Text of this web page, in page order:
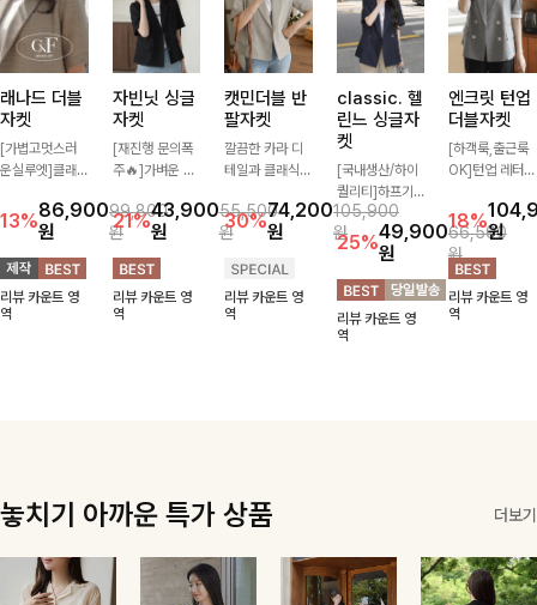
래나드 더블
자켓
[가볍고멋스러
운실루엣]클래
하게 걸치기 좋
은 반팔 자켓-자
주 입게 될 깔끔
한 핏은 물론, 쾌
적함도 챙겨드려
요 :)
13%86,900
원
99,800
원
리뷰 카운트 영
역
자빈닛 싱글
자켓
[재진행 문의폭
주🔥]가벼운 소
기만 해도 캐주
얼한 무드를 만
들어주며 반팔
디자인으로 더운
날에도 편안하게
착용 가능한 반
21%43,900
원
55,500
원
리뷰 카운트 영
역
캣민더블 반
팔자켓
깔끔한 카라 디
테일과 클래식한
인으로 세련된
무드를 완성한
볍게 걸쳐주기만
해도 멋스럽게
스타일링돼요
30%74,200
원
105,900
원
리뷰 카운트 영
역
classic. 헬
린느 싱글자
켓
[국내생산/하이
퀄리티]하프기
장의 부담스럽지
않은 기장으로
클래식이 주는
멋!스탠다드한
핏이 멋스러운,
쾌적하면서 세련
된 무드의 썸머
25%49,900
원
66,500
원
리뷰 카운트 영
역
엔크릿 턴업
더블자켓
[하객룩,출근룩
OK]턴업 레터링
있게 완성된 썸
머 자켓, 더블버
튼 디자인으로
깔끔하고 세련된
무드가 느껴져요
🩶 가볍고 시원
18%원
리뷰 카운트 영
역
놓치기 아까운 특가 상품 더보기